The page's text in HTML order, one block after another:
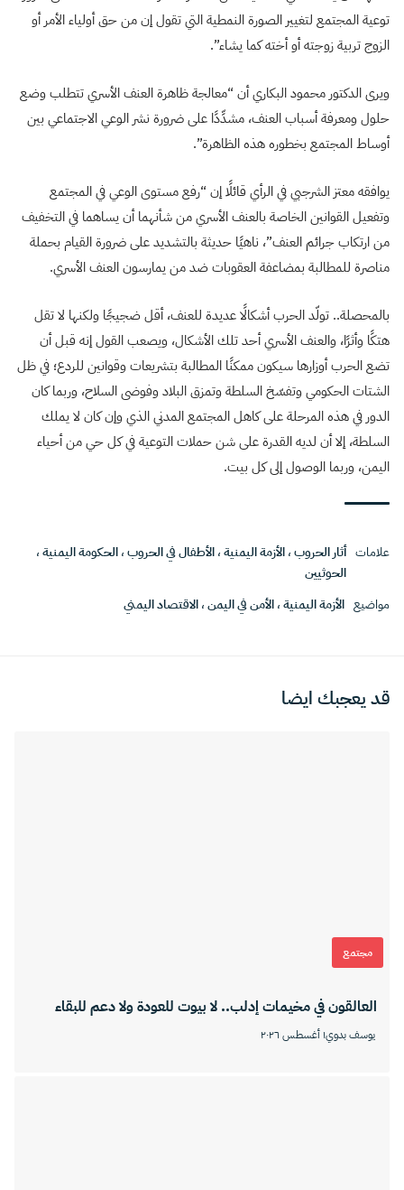
توعية المجتمع لتغيير الصورة النمطية التي تقول إن من حق أولياء الأمر أو
الزوج تربية زوجته أو أخته كما يشاء”.
ويرى الدكتور محمود البكاري أن “معالجة ظاهرة العنف الأسري تتطلب وضع
حلول ومعرفة أسباب العنف، مشدِّدًا على ضرورة نشر الوعي الاجتماعي بين
أوساط المجتمع بخطوره هذه الظاهرة”.
يوافقه معتز الشرجبي في الرأي قائلًا إن “رفع مستوى الوعي في المجتمع
وتفعيل القوانين الخاصة بالعنف الأسري من شأنهما أن يساهما في التخفيف
من ارتكاب جرائم العنف”، ناهيًا حديثة بالتشديد على ضرورة القيام بحملة
مناصرة للمطالبة بمضاعفة العقوبات ضد من يمارسون العنف الأسري.
بالمحصلة.. تولّد الحرب أشكالًا عديدة للعنف، أقل ضجيجًا ولكنها لا تقل
هتكًا وأثرًا، والعنف الأسري أحد تلك الأشكال، ويصعب القول إنه قبل أن
تضع الحرب أوزارها سيكون ممكنًا المطالبة بتشريعات وقوانين للردع؛ في ظل
الشتات الحكومي وتفسّخ السلطة وتمزق البلاد وفوضى السلاح، وربما كان
الدور في هذه المرحلة على كاهل المجتمع المدني الذي وإن كان لا يملك
السلطة، إلا أن لديه القدرة على شن حملات التوعية في كل حي من أحياء
اليمن، وربما الوصول إلى كل بيت.
علامات أثار الحروب،الأزمة اليمنية،الأطفال في الحروب،الحكومة اليمنية،
الحوثيين
مواضيع الأزمة اليمنية،الأمن في اليمن،الاقتصاد اليمني
قد يعجبك ايضا
مجتمع
العالقون في مخيمات إدلب.. لا بيوت للعودة ولا دعم للبقاء
يوسف بدوي١ أغسطس ٢٠٢٦